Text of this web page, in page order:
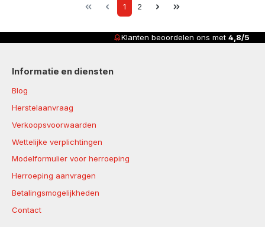
Page
1 Page
2
Klanten beoordelen ons met4,8/5
Informatie en diensten
Blog
Herstelaanvraag
Verkoopsvoorwaarden
Wettelijke verplichtingen
Modelformulier voor herroeping
Herroeping aanvragen
Betalingsmogelijkheden
Contact